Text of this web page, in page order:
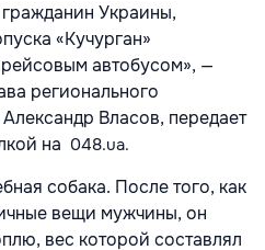
Украины,
«Кучурган»
автобусом», —
регионального
Власов, передает
на 048.ua.
собака. После того, как
вещи мужчины, он
вес которой составлял